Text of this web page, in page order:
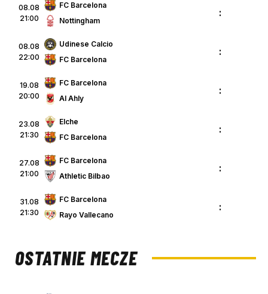
08.08
21:00
FC Barcelona
Nottingham
:
08.08
22:00
Udinese Calcio
FC Barcelona
:
19.08
20:00
FC Barcelona
Al Ahly
:
23.08
21:30
Elche
FC Barcelona
:
27.08
21:00
FC Barcelona
Athletic Bilbao
:
31.08
21:30
FC Barcelona
Rayo Vallecano
:
OSTATNIE MECZE